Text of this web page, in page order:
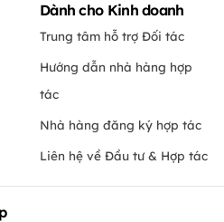
Dành cho Kinh doanh
Trung tâm hỗ trợ Đối tác
Hướng dẫn nhà hàng hợp
tác
Nhà hàng đăng ký hợp tác
Liên hệ về Đầu tư & Hợp tác